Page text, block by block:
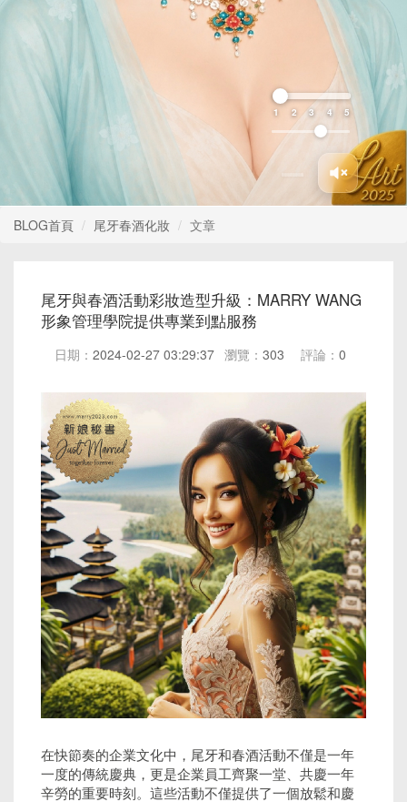
1 2 3 4 5
BLOG首頁 尾牙春酒化妝 文章
尾牙與春酒活動彩妝造型升級：MARRY WANG
形象管理學院提供專業到點服務
日期： 2024-02-27 03:29:37 瀏覽： 303 評論： 0
在快節奏的企業文化中，尾牙和春酒活動不僅是一年
一度的傳統慶典，更是企業員工齊聚一堂、共慶一年
辛勞的重要時刻。這些活動不僅提供了一個放鬆和慶